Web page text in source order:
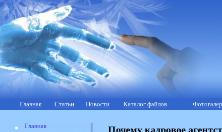
Главная Статьи Новости Каталог файлов
Главная
Почему кадровое